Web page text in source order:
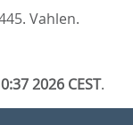
Vahlen.
2026 CEST.